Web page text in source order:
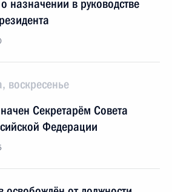
назначении в руководстве
воскресенье
Секретарём Совета
Федерации